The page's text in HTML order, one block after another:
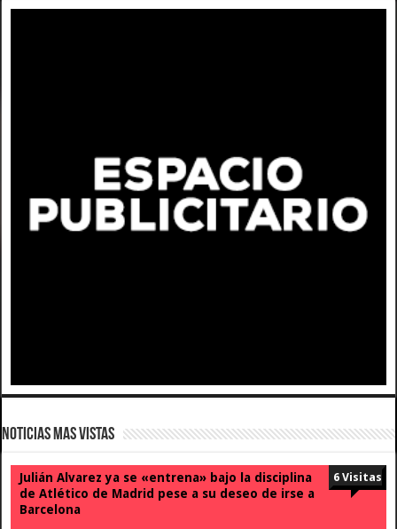
Noticias Mas Vistas
Julián Alvarez ya se «entrena» bajo la disciplina
de Atlético de Madrid pese a su deseo de irse a
Barcelona
6 Visitas